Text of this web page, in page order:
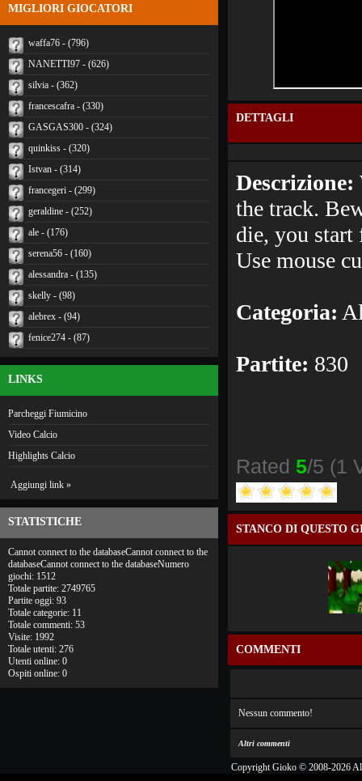
MIGLIORI GIOCATORI
waffa76 - (796)
NANETTI97 - (626)
silvia - (362)
francescafra - (330)
GASGAS300 - (324)
quinkiss - (320)
Istvan - (314)
francegeri - (299)
geraldine - (252)
ale - (176)
serena56 - (160)
alessandra - (135)
skelly - (98)
alebrex - (94)
fenice274 - (87)
LINKS
Parcheggi Fiumicino
Video Calcio
Highlights Calcio
Aggiungi link »
STATISTICHE
Cannot connect to the databaseCannot connect to the
databaseCannot connect to the databaseNumero
giochi: 1512
Totale partite: 2749765
Partite oggi: 93
Totale categorie: 11
Totale commenti: 53
Visite: 1992
Totale utenti: 276
Utenti online: 0
Ospiti online: 0
DETTAGLI
Descrizione:
the track.
die, you
Use mouse
Categoria:
Partite: 830
Rated 5/5 (1
STANCO DI QUESTO
COMMENTI
Nessun commento!
Altri commenti
Copyright Gioko © 2008-2026